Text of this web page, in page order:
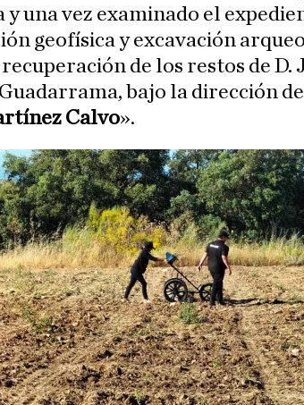
y una vez examinado el
geofísica y excavación
de los restos de D.
bajo la dirección
Calvo».